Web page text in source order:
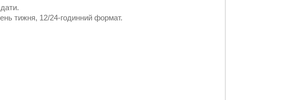
тижня, 12/24-годинний формат.